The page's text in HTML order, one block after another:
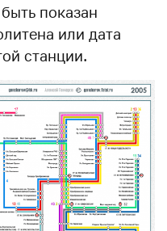
показан
или дата
станции.